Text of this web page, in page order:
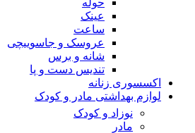
حوله
عینک
ساعت
عروسک و جاسوییچی
شانه و برس
تندیس دست و پا
اکسسوری زنانه
لوازم بهداشتی مادر و کودک
نوزاد و کودک
مادر